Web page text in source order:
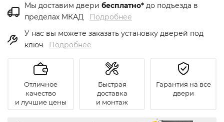
Мы доставим двери бесплатно* до подъезда в
пределах МКАД Подробнее
У нас вы можете заказать установку дверей под
ключ Подробнее
Отличное
качество
и лучшие цены
Быстрая
доставка
и монтаж
Гарантия на все
двери